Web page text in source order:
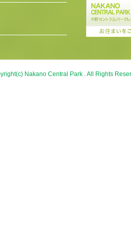
Nakano Central Park . All Rights